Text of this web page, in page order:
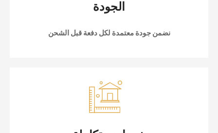
الجودة
نضمن جودة معتمدة لكل دفعة قبل الشحن